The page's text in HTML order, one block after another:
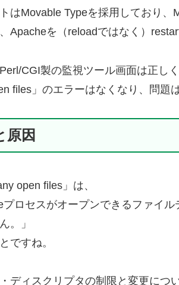
はMovable Typeを採用しており
Apacheを（reloadではなく）
CGI製の監視ツール画面は正し
files」のエラーはなくなり、問題
原因
open files」は、
プロセスがオープンできるファイ
。」
ですね。
ディスクリプタの制限と変更につ